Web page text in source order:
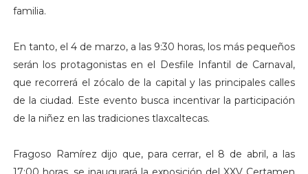
familia.
En tanto, el 4 de marzo, a las 9:30 horas, los más pequeños
serán los protagonistas en el Desfile Infantil de Carnaval,
que recorrerá el zócalo de la capital y las principales calles
de la ciudad. Este evento busca incentivar la participación
de la niñez en las tradiciones tlaxcaltecas.
Fragoso Ramírez dijo que, para cerrar, el 8 de abril, a las